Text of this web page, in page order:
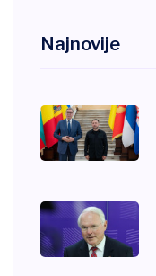
Najnovije